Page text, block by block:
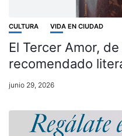
CULTURA VIDA EN CIUDAD
El Tercer Amor,
recomendado
junio 29, 2026